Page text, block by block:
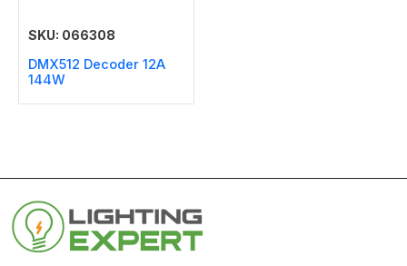
SKU: 066308
DMX512 Decoder 12A
144W